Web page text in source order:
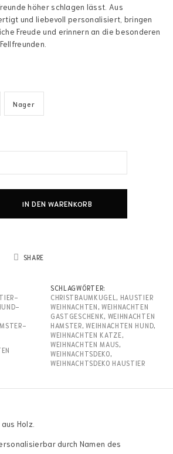
höher schlagen lässt. Aus
und liebevoll personalisiert, bringen
Freude und erinnern an die besonderen
Nager
IN DEN WARENKORB
SHARE
SCHLAGWÖRTER:
CHRISTBAUMKUGEL , HAUSTIER
WEIHNACHTEN , WEIHNACHTEN
GASTGESCHENK, WEIHNACHTEN
HAMSTER,WEIHNACHTEN HUND,
WEIHNACHTEN KATZE,
WEIHNACHTEN MAUS,
WEIHNACHTSDEKO,
WEIHNACHTSDEKO HAUSTIER
Holz.
durch Namen des